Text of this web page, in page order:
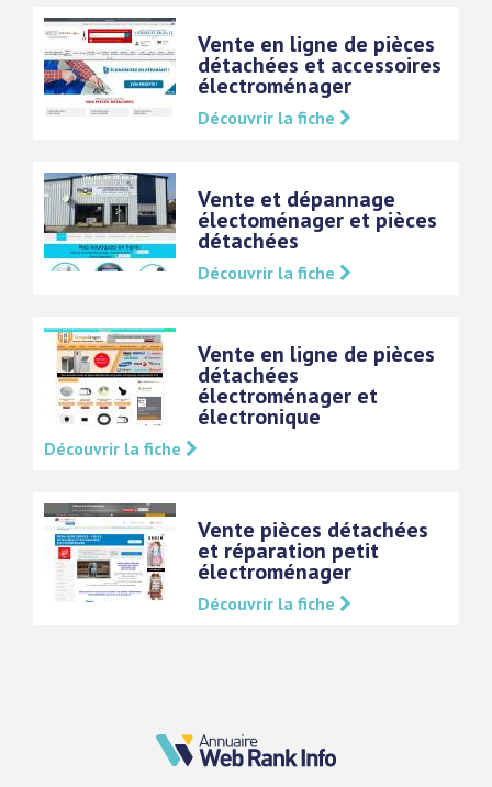
Vente en ligne de pièces
détachées et accessoires
électroménager
Découvrir la fiche
Vente et dépannage
électoménager et pièces
détachées
Découvrir la fiche
Vente en ligne de pièces
détachées
électroménager et
électronique
Découvrir la fiche
Vente pièces détachées
et réparation petit
électroménager
Découvrir la fiche